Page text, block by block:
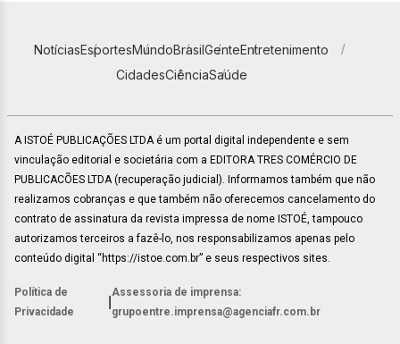
NotíciasEsportesMundoBrasilGenteEntretenimento
CidadesCiênciaSaúde
A ISTOÉ PUBLICAÇÕES LTDA é um portal digital independente e sem
vinculação editorial e societária com a EDITORA TRES COMÉRCIO DE
PUBLICACÕES LTDA (recuperação judicial). Informamos também que não
realizamos cobranças e que também não oferecemos cancelamento do
contrato de assinatura da revista impressa de nome ISTOÉ, tampouco
autorizamos terceiros a fazê-lo, nos responsabilizamos apenas pelo
conteúdo digital “https://istoe.com.br” e seus respectivos sites.
Política de
Privacidade
Assessoria de imprensa:
grupoentre.imprensa@agenciafr.com.br